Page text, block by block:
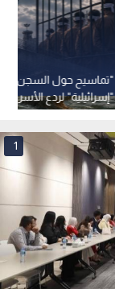
"تماسيح حول السجن"..
"إسرائيلية" لردع الأسرى
وتدخلا قضائيا
1